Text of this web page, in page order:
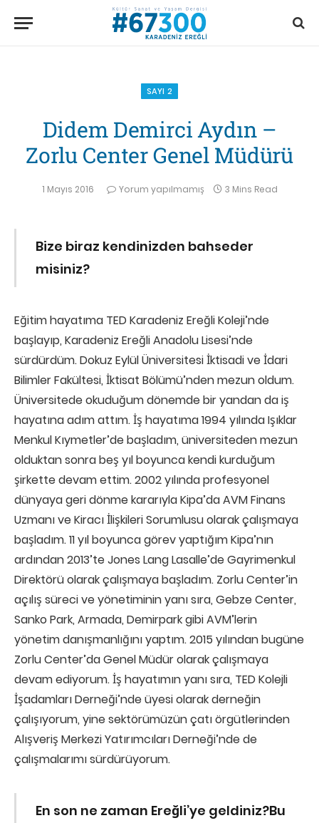
SAYI 2
Didem Demirci Aydın –
Zorlu Center Genel Müdürü
1 Mayıs 2016 Yorum yapılmamış 3 Mins Read
Bize biraz kendinizden bahseder
misiniz?
Eğitim hayatıma TED Karadeniz Ereğli Koleji’nde
başlayıp, Karadeniz Ereğli Anadolu Lisesi’nde
sürdürdüm. Dokuz Eylül Üniversitesi İktisadi ve İdari
Bilimler Fakültesi, İktisat Bölümü’nden mezun oldum.
Üniversitede okuduğum dönemde bir yandan da iş
hayatına adım attım. İş hayatıma 1994 yılında Işıklar
Menkul Kıymetler’de başladım, üniversiteden mezun
olduktan sonra beş yıl boyunca kendi kurduğum
şirkette devam ettim. 2002 yılında profesyonel
dünyaya geri dönme kararıyla Kipa’da AVM Finans
Uzmanı ve Kiracı İlişkileri Sorumlusu olarak çalışmaya
başladım. 11 yıl boyunca görev yaptığım Kipa’nın
ardından 2013’te Jones Lang Lasalle’de Gayrimenkul
Direktörü olarak çalışmaya başladım. Zorlu Center’in
açılış süreci ve yönetiminin yanı sıra, Gebze Center,
Sanko Park, Armada, Demirpark gibi AVM’lerin
yönetim danışmanlığını yaptım. 2015 yılından bugüne
Zorlu Center’da Genel Müdür olarak çalışmaya
devam ediyorum. İş hayatımın yanı sıra, TED Kolejli
İşadamları Derneği’nde üyesi olarak derneğin
çalışıyorum, yine sektörümüzün çatı örgütlerinden
Alışveriş Merkezi Yatırımcıları Derneği’nde de
çalışmalarımı sürdürüyorum.
En son ne zaman Ereğli’ye geldiniz?Bu